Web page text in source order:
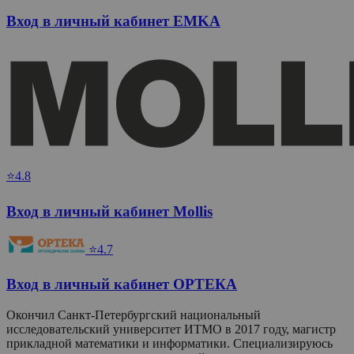
Вход в личный кабинет EMKA
⭐4.8
Вход в личный кабинет Mollis
⭐4.7
Вход в личный кабинет ОРТЕКА
Окончил Санкт-Петербургский национальный
исследовательский университет ИТМО в 2017 году, магистр
прикладной математики и информатики. Специализируюсь